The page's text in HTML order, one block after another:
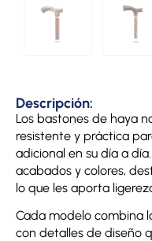
Descripción:
Los bastones de haya
resistente y práctica
adicional en su día a
acabados y colores,
lo que les aporta
Cada modelo combina
con detalles de diseño